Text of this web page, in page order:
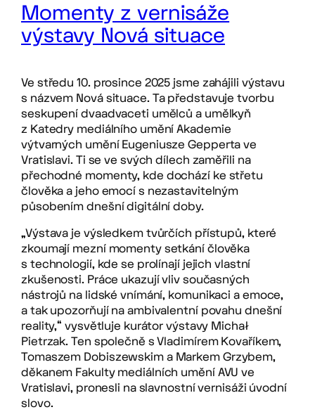
Momenty z vernisáže
výstavy Nová situace
Ve středu 10. prosince 2025 jsme zahájili výstavu
s názvem Nová situace. Ta představuje tvorbu
seskupení dvaadvaceti umělců a umělkyň
z Katedry mediálního umění Akademie
výtvarných umění Eugeniusze Gepperta ve
Vratislavi. Ti se ve svých dílech zaměřili na
přechodné momenty, kde dochází ke střetu
člověka a jeho emocí s nezastavitelným
působením dnešní digitální doby.
„Výstava je výsledkem tvůrčích přístupů, které
zkoumají mezní momenty setkání člověka
s technologií, kde se prolínají jejich vlastní
zkušenosti. Práce ukazují vliv současných
nástrojů na lidské vnímání, komunikaci a emoce,
a tak upozorňují na ambivalentní povahu dnešní
reality,“ vysvětluje kurátor výstavy Michał
Pietrzak. Ten společně s Vladimírem Kovaříkem,
Tomaszem Dobiszewskim a Markem Grzybem,
děkanem Fakulty mediálních umění AVU ve
Vratislavi, pronesli na slavnostní vernisáži úvodní
slovo.